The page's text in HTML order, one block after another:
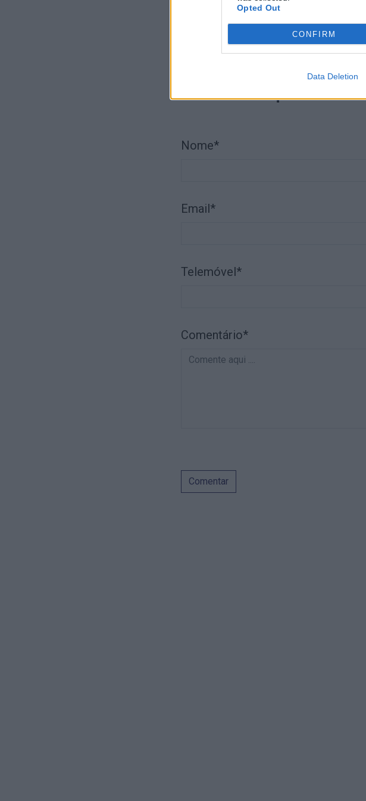
Opted Out
CONFIRM
Data Deletion
Comente Aqui!
Nome*
Email*
Telemóvel*
Comentário*
Comentar